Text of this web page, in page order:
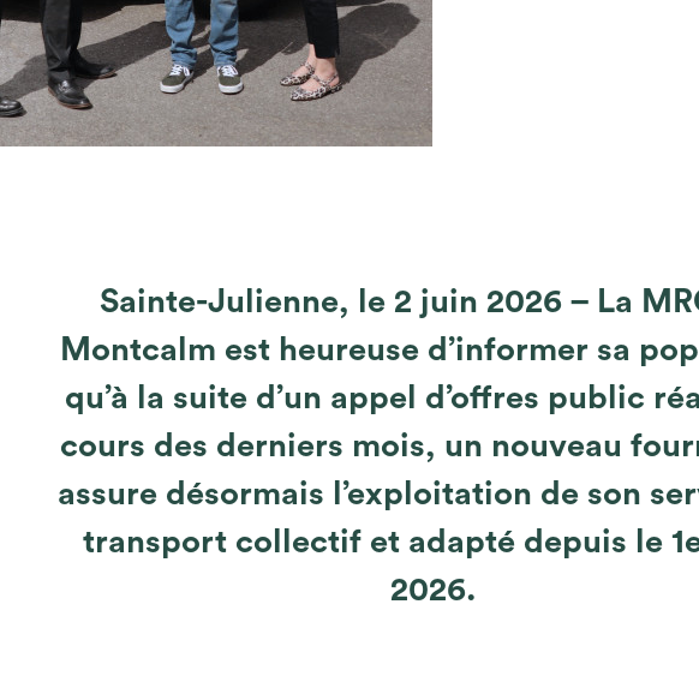
Sainte-Julienne, le 2 juin 2026 – La
Montcalm est heureuse d’informer sa
qu’à la suite d’un appel d’offres public
cours des derniers mois, un nouveau
assure désormais l’exploitation de son
transport collectif et adapté depuis le
2026.